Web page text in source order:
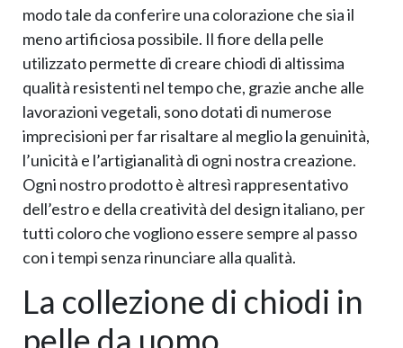
modo tale da conferire una colorazione che sia il
meno artificiosa possibile. Il fiore della pelle
utilizzato permette di creare chiodi di altissima
qualità resistenti nel tempo che, grazie anche alle
lavorazioni vegetali, sono dotati di numerose
imprecisioni per far risaltare al meglio la genuinità,
l’unicità e l’artigianalità di ogni nostra creazione.
Ogni nostro prodotto è altresì rappresentativo
dell’estro e della creatività del design italiano, per
tutti coloro che vogliono essere sempre al passo
con i tempi senza rinunciare alla qualità.
La collezione di chiodi in